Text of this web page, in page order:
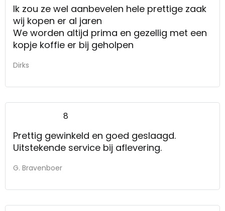
Ik zou ze wel aanbevelen hele prettige zaak
wij kopen er al jaren
We worden altijd prima en gezellig met een
kopje koffie er bij geholpen
Dirks
8
Prettig gewinkeld en goed geslaagd.
Uitstekende service bij aflevering.
G. Bravenboer